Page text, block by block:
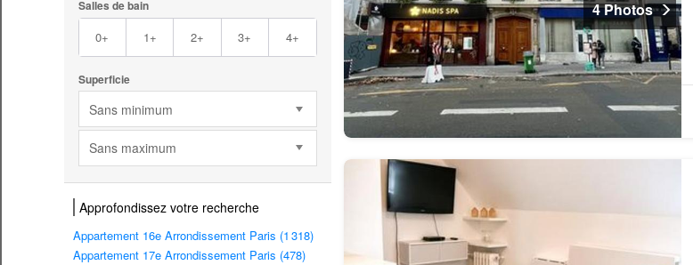
Salles de bain
0+ 1+ 2+ 3+ 4+
Superficie
Sans minimum
Sans maximum
Approfondissez votre recherche
Appartement 16e Arrondissement Paris (1 318)
Appartement 17e Arrondissement Paris (478)
4 Photos